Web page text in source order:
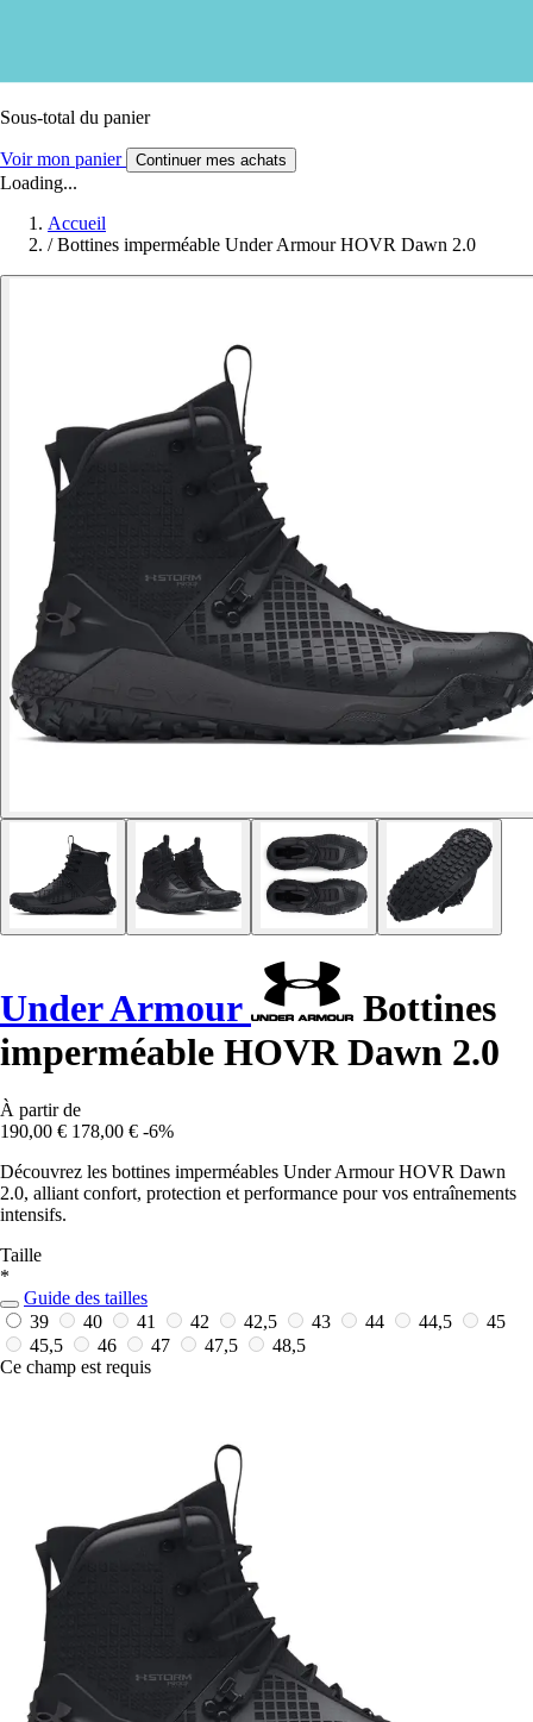
Sous-total du panier
Voir mon panier Continuer mes achats
Loading...
Accueil
/ Bottines imperméable Under Armour HOVR Dawn 2.0
Under Armour
Bottines
imperméable HOVR Dawn 2.0
À partir de
190,00 € 178,00 € -6%
Découvrez les bottines imperméables Under Armour HOVR Dawn
2.0, alliant confort, protection et performance pour vos entraînements
intensifs.
Taille
*
Guide des tailles
39
40 41 42 42,5 43 44 44,5
45
45,5
46 47 47,5
48,5
Ce champ est requis